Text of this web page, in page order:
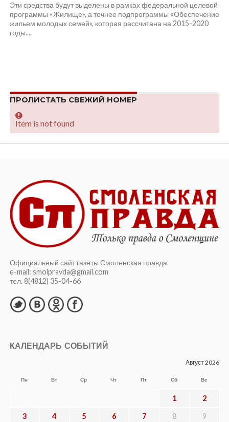
Эти средства будут выделены в рамках федеральной целевой
программы «Жилище», а точнее подпрограммы «Обеспечение
жильем молодых семей», которая рассчитана на 2015-2020
годы....
ПРОЛИСТАТЬ СВЕЖИЙ НОМЕР
Item is not found
Официальный сайт газеты Смоленская правда
e-mail: smolpravda@gmail.com
тел. 8(4812) 35-04-66
КАЛЕНДАРЬ СОБЫТИЙ
Август 2026
Пн Вт Ср Чт Пт Сб Вс
1 2
3 4 5 6 7 8 9